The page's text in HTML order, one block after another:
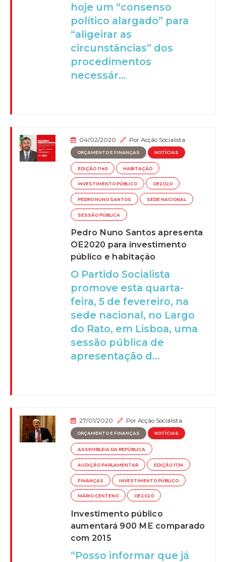
hoje um “consenso
político alargado” para
“aligeirar as
circunstâncias” dos
procedimentos
necessár...
04/02/2020 PorAcção Socialista
ORÇAMENTO E FINANÇAS NOTÍCIAS
EDIÇÃO 1140 HABITAÇÃO
INVESTIMENTO PÚBLICO OE2020
PEDRO NUNO SANTOS SEDE NACIONAL
SESSÃO PÚBLICA
Pedro Nuno Santos apresenta
OE2020 para investimento
público e habitação
O Partido Socialista
promove esta quarta-
feira, 5 de fevereiro, na
sede nacional, no Largo
do Rato, em Lisboa, uma
sessão pública de
apresentação d...
27/01/2020 PorAcção Socialista
ORÇAMENTO E FINANÇAS NOTÍCIAS
ASSEMBLEIA DA REPÚBLICA
AUDIÇÃO PARLAMENTAR EDIÇÃO 1134
FINANÇAS INVESTIMENTO PÚBLICO
MÁRIO CENTENO OE2020
Investimento público
aumentará 900 ME comparado
com 2015
“Posso informar que já